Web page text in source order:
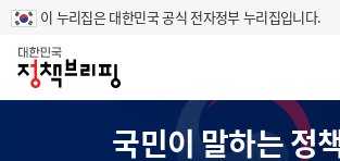
이 누리집은 대한민국 공식 전자정부 누리집입니다.
홈
국민이 말하는 정